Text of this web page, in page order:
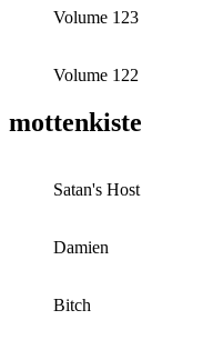
Volume 123
Volume 122
mottenkiste
Satan's Host
Damien
Bitch